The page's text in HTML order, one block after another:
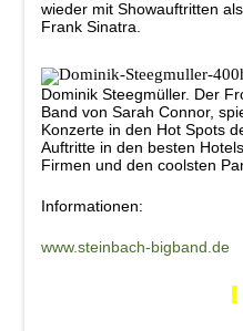
wieder mit Showauftritten
Frank Sinatra.
Dominik Steegmüller. Der
Band von Sarah Connor,
Konzerte in den Hot Spots
Auftritte in den besten
Firmen und den coolsten
Informationen:
www.steinbach-bigband.de